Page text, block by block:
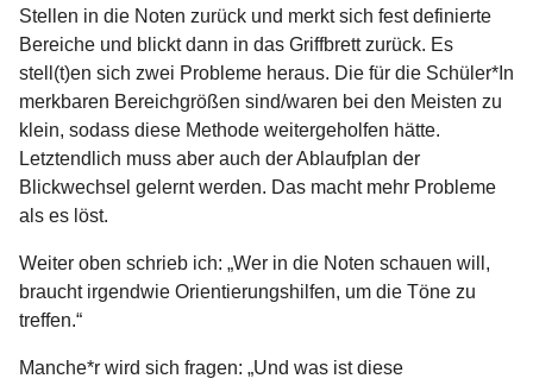
Stellen in die Noten zurück und merkt sich fest definierte
Bereiche und blickt dann in das Griffbrett zurück. Es
stell(t)en sich zwei Probleme heraus. Die für die Schüler*In
merkbaren Bereichgrößen sind/waren bei den Meisten zu
klein, sodass diese Methode weitergeholfen hätte.
Letztendlich muss aber auch der Ablaufplan der
Blickwechsel gelernt werden. Das macht mehr Probleme
als es löst.
Weiter oben schrieb ich: „Wer in die Noten schauen will,
braucht irgendwie Orientierungshilfen, um die Töne zu
treffen.“
Manche*r wird sich fragen: „Und was ist diese